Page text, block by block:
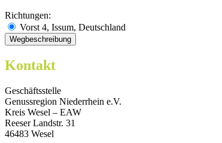
Richtungen:
Vorst 4, Issum, Deutschland
Kontakt
Geschäftsstelle
Genussregion Niederrhein e.V.
Kreis Wesel – EAW
Reeser Landstr. 31
46483 Wesel